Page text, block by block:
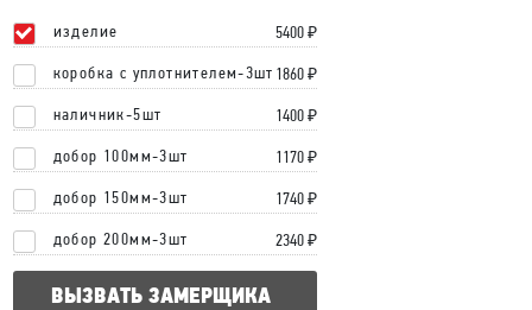
изделие 5400₽
коробка с уплотнителем-3шт 1860 ₽
наличник-5шт 1400 ₽
добор 100мм-3шт 1170 ₽
добор 150мм-3шт 1740 ₽
добор 200мм-3шт 2340 ₽
ВЫЗВАТЬ ЗАМЕРЩИКА